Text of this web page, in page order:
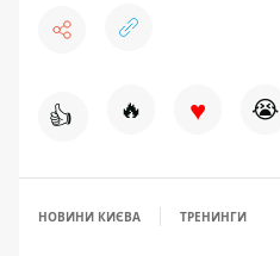
👍 🔥 ♥ 😭
НОВИНИ КИЄВА ТРЕНИНГИ